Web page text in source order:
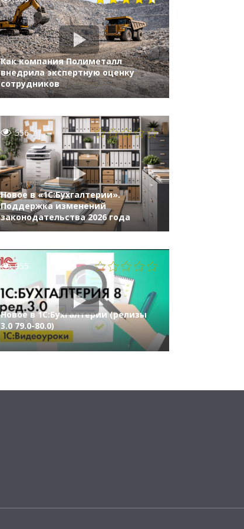
Как компания Полиметалл
внедрила экспертную оценку
сотрудников
556
Новое в «1С:Бухгалтерии».
Поддержка изменений
законодательства 2026 года
955
Новое в 1С:Бухгалтерии (релизы
3.0 79.0-80.0)